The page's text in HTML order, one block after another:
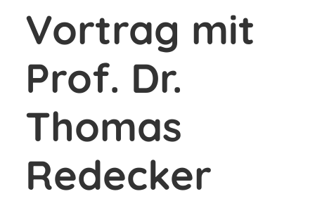
Vortrag mit
Prof. Dr.
Thomas
Redecker